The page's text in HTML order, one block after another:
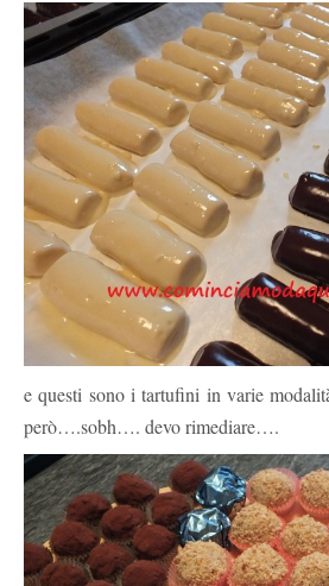
e questi sono i tartufini in varie
però….sobh…. devo rimediare….